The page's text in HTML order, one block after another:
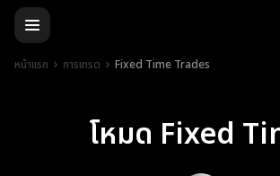
หน้าแรก การเทรด Fixed Time Trades
โหมด Fixed